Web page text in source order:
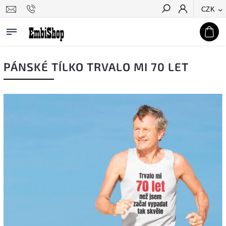
CZK
Hledat
PÁNSKÉ TÍLKO TRVALO MI 70 LET